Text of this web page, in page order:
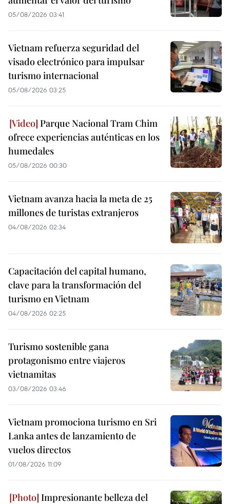
05/08/2026 03:41
Vietnam refuerza seguridad del
visado electrónico para impulsar
turismo internacional
05/08/2026 03:25
Parque Nacional Tram Chim
ofrece experiencias auténticas en los
humedales
05/08/2026 00:30
Vietnam avanza hacia la meta de 25
millones de turistas extranjeros
04/08/2026 02:34
Capacitación del capital humano,
clave para la transformación del
turismo en Vietnam
04/08/2026 02:25
Turismo sostenible gana
protagonismo entre viajeros
vietnamitas
03/08/2026 03:46
Vietnam promociona turismo en Sri
Lanka antes de lanzamiento de
vuelos directos
01/08/2026 11:09
Impresionante belleza del